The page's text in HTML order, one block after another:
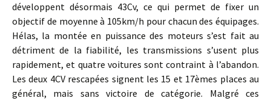
développent désormais 43Cv, ce qui permet de fixer un
objectif de moyenne à 105km/h pour chacun des équipages.
Hélas, la montée en puissance des moteurs s’est fait au
détriment de la fiabilité, les transmissions s’usent plus
rapidement, et quatre voitures sont contraint à l’abandon.
Les deux 4CV rescapées signent les 15 et 17èmes places au
général, mais sans victoire de catégorie. Malgré ces